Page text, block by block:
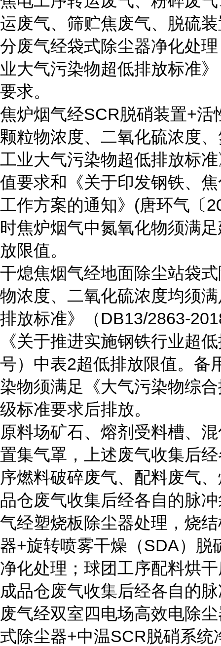
运废气、筛贮焦废气、脱硫
分废气经袋式除尘器净化处
业大气污染物超低排放标准
要求。
焦炉烟气经SCR脱硝装置+
颗粒物浓度、二氧化硫浓度
工业大气污染物超低排放标
值要求和《关于印发钢铁、
工作方案的通知》(唐环气〔
时焦炉烟气中氮氧化物须满
放限值。
干熄焦烟气经地面除尘站袋
物浓度、二氧化硫浓度均须
排放标准》（DB13/2863-
《关于推进实施钢铁行业超
号）中表2超低排放限值。备
染物须满足《大气污染物综
级标准要求后排放。
原料场矿石、熔剂受料槽、
置集气罩，上述废气收集后
序燃料破碎废气、配料废气
品仓废气收集后经各自的脉
气经塑烧板除尘器处理，烧
器+旋转喷雾干燥（SDA）
净化处理；球团工序配料烘
成品仓废气收集后经各自的
废气经双室四电场高效电除
式除尘器+中温SCR脱硝系